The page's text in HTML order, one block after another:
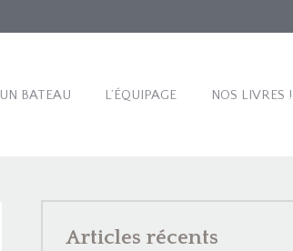
UN BATEAU L’ÉQUIPAGE NOS LIVRES !
Articles récents